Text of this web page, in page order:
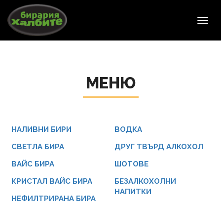
МЕНЮ
НАЛИВНИ БИРИ
СВЕТЛА БИРА
ВАЙС БИРА
КРИСТАЛ ВАЙС БИРА
НЕФИЛТРИРАНА БИРА
ВОДКА
ДРУГ ТВЪРД АЛКОХОЛ
ШОТОВЕ
БЕЗАЛКОХОЛНИ
НАПИТКИ